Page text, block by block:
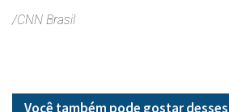
/CNN Brasil
Você também pode gostar desses